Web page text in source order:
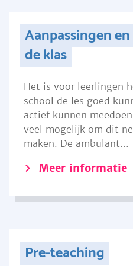
Aanpassingen
de klas
Het is voor leerlingen
school de les goed
actief kunnen
veel mogelijk om dit
maken. De ambulant...
Meer informatie
Pre-teaching